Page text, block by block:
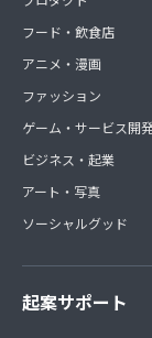
本コミュニテ
は限りません。
以上踏まえま
おかけする事
フード・飲食店
アニメ・漫画
ファッション
ゲーム・サービス開
ビジネス・起業
アート・写真
ソーシャルグッド
起案サポート